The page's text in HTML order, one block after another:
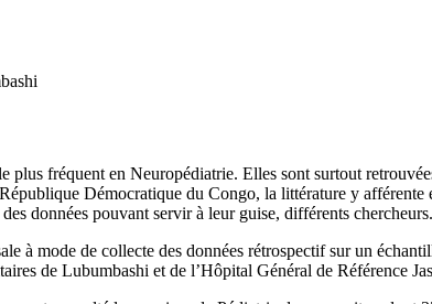
fréquent en Neuropédiatrie. Elles sont surtout
Démocratique du Congo, la littérature y afférente
données pouvant servir à leur guise, différents chercheurs.
à mode de collecte des données rétrospectif sur un
de Lubumbashi et de l’Hôpital Général de Référence